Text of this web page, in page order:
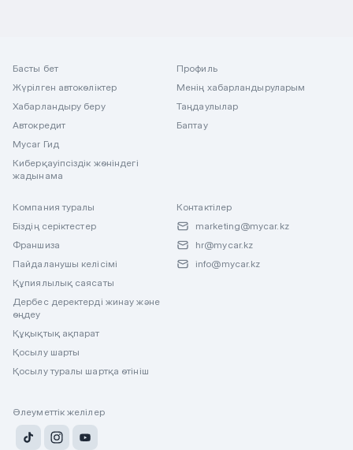
Басты бет
Жүрілген автокөліктер
Хабарландыру беру
Автокредит
Mycar Гид
Киберқауіпсіздік жөніндегі
жадынама
Профиль
Менің хабарландыруларым
Таңдаулылар
Баптау
Компания туралы
Біздің серіктестер
Франшиза
Пайдаланушы келісімі
Құпиялылық саясаты
Дербес деректерді жинау және
өңдеу
Құқықтық ақпарат
Қосылу шарты
Қосылу туралы шартқа өтініш
Контактілер
marketing@mycar.kz
hr@mycar.kz
info@mycar.kz
Әлеуметтік желілер